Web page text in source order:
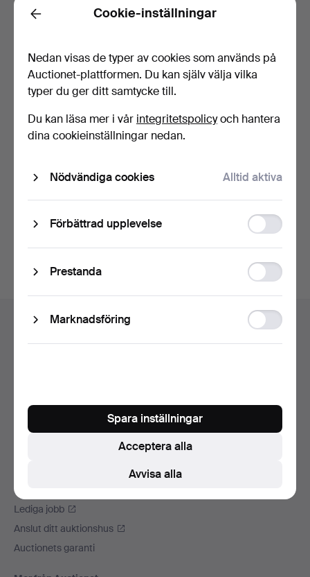
Hur lång tid tar transporten?
Hur betalar jag?
Var kan jag sälja saker?
betalning?
Varför kan jag inte komplettera mina uppgifter?
Hjälp och kontakt
Kontakta support
Press
Lediga jobb
Anslut ditt auktionshus
Auctionets garanti
Back Cookie-inställningar
Nedan visas de typer av cookies som används på
Auctionet-plattformen. Du kan själv välja vilka
typer du ger ditt samtycke till.
Du kan läsa mer i vår integritetspolicyoch hantera
dina cookieinställningar nedan.
Nödvändiga cookies Alltid aktiva
Förbättrad upplevelse
storage
Prestanda
storage
Marknadsföring
Ad
storage
Avvisa alla
Acceptera alla
Spara inställningar